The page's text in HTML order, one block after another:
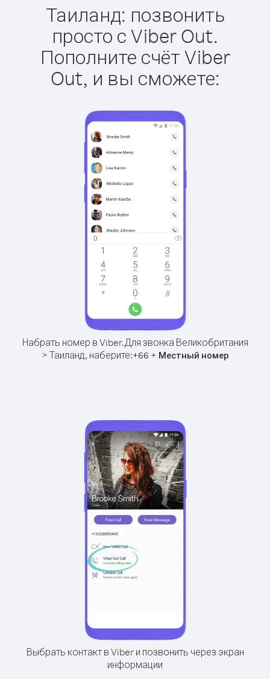
Таиланд: позвонить
просто с Viber Out.
Пополните счёт Viber
Out, и вы сможете:
Набрать номер в Viber.Для звонка Великобритания
> Таиланд, наберите:+66 + Местный номер
Выбрать контакт в Viber и позвонить через экран
информации